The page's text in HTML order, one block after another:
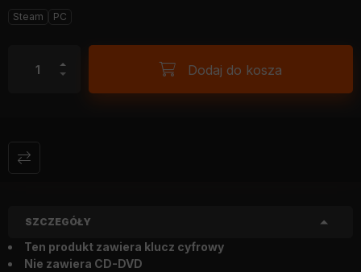
Steam PC
Dodaj do kosza
SZCZEGÓŁY
Ten produkt zawiera klucz cyfrowy
Nie zawiera CD-DVD